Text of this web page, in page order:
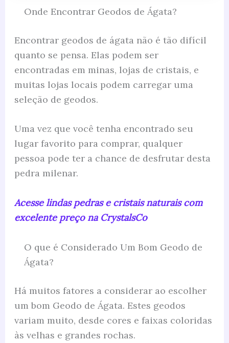
Onde Encontrar Geodos de Ágata?
Encontrar geodos de ágata não é tão difícil
quanto se pensa. Elas podem ser
encontradas em minas, lojas de cristais, e
muitas lojas locais podem carregar uma
seleção de geodos.
Uma vez que você tenha encontrado seu
lugar favorito para comprar, qualquer
pessoa pode ter a chance de desfrutar desta
pedra milenar.
Acesse lindas pedras e cristais naturais com
excelente preço na CrystalsCo
O que é Considerado Um Bom Geodo de
Ágata?
Há muitos fatores a considerar ao escolher
um bom Geodo de Ágata. Estes geodos
variam muito, desde cores e faixas coloridas
às velhas e grandes rochas.